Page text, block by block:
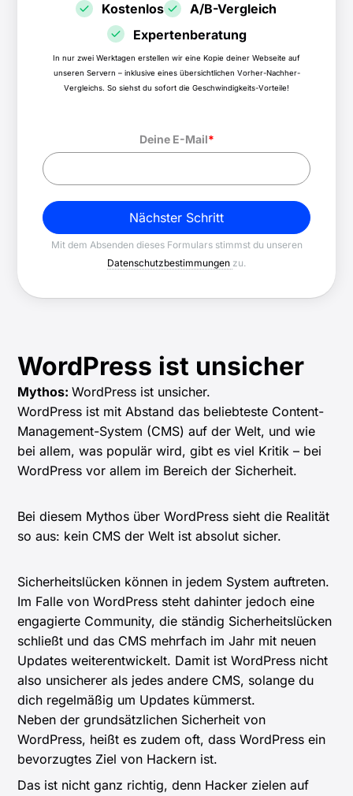
Kostenlos
A/B-Vergleich
Expertenberatung
In nur zwei Werktagen erstellen wir eine Kopie deiner Webseite auf
unseren Servern – inklusive eines übersichtlichen Vorher-Nachher-
Vergleichs. So siehst du sofort die Geschwindigkeits-Vorteile!
Deine E-Mail*
Nächster Schritt
Mit dem Absenden dieses Formulars stimmst du unseren
Datenschutzbestimmungen zu.
WordPress ist unsicher
Mythos:WordPress ist unsicher.
WordPress ist mit Abstand das beliebteste Content-
Management-System (CMS) auf der Welt, und wie
bei allem, was populär wird, gibt es viel Kritik – bei
WordPress vor allem im Bereich der Sicherheit.
Bei diesem Mythos über WordPress sieht die Realität
so aus: kein CMS der Welt ist absolut sicher.
Sicherheitslücken können in jedem System auftreten.
Im Falle von WordPress steht dahinter jedoch eine
engagierte Community, die ständig Sicherheitslücken
schließt und das CMS mehrfach im Jahr mit neuen
Updates weiterentwickelt. Damit ist WordPress nicht
also unsicherer als jedes andere CMS, solange du
dich regelmäßig um Updates kümmerst.
Neben der grundsätzlichen Sicherheit von
WordPress, heißt es zudem oft, dass WordPress ein
bevorzugtes Ziel von Hackern ist.
Das ist nicht ganz richtig, denn Hacker zielen auf